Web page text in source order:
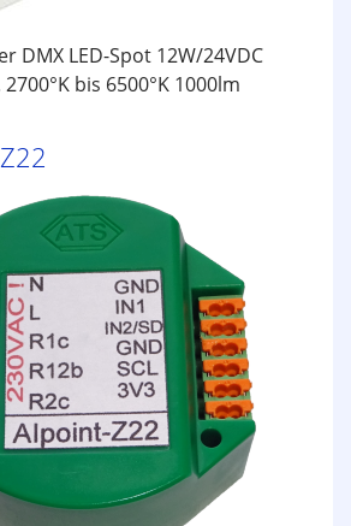
DMX LED-Spot 12W/24VDC
bis 6500°K 1000lm